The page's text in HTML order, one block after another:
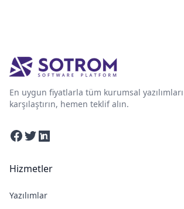
En uygun fiyatlarla tüm kurumsal yazılımları
karşılaştırın, hemen teklif alın.
Facebook
TwitterLinkedin
Hizmetler
Yazılımlar